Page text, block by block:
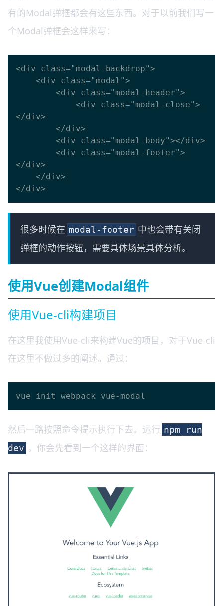
有的Modal弹框都会有这些东西。对于以前我们写一
个Modal弹框会这样来写：
<div class="modal-backdrop">
</div>
</div>
很多时候在 modal-footer 中也会带有关闭
弹框的动作按钮，需要具体场景具体分析。
使用Vue创建Modal组件
使用Vue-cli构建项目
在这里我使用Vue-cli来构建Vue的项目，对于Vue-cli
在这里不做过多的阐述。通过：
然后一路按照命令提示执行下去。运行 npm run
dev ，你会先看到一个这样的界面：